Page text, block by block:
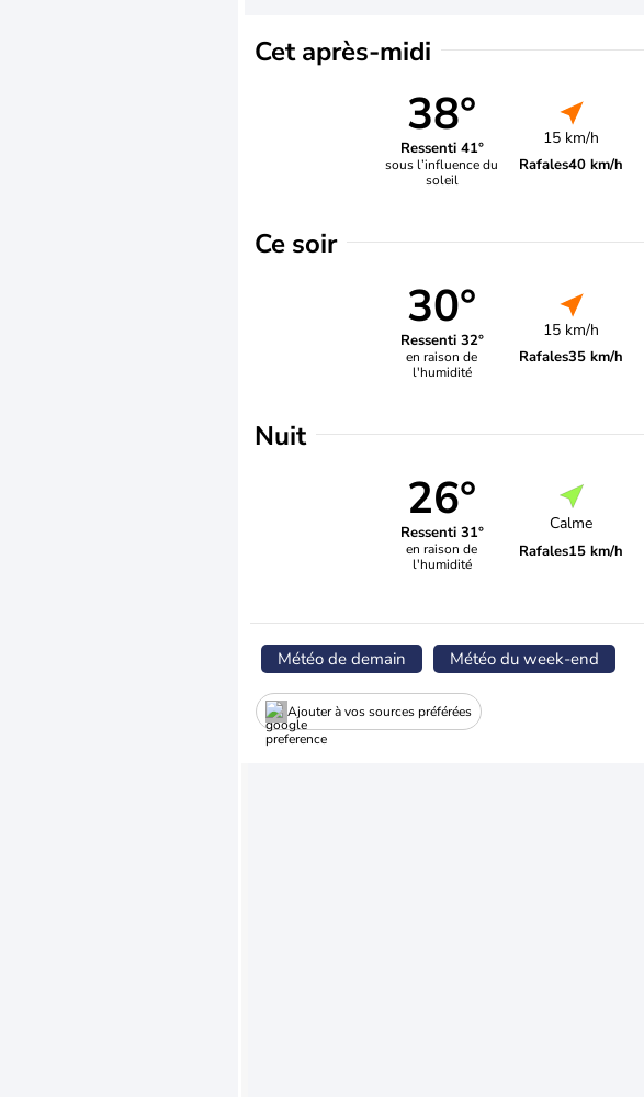
Cet après-midi
38°
Ressenti 41°
sous l’influence du
soleil
15 km/h
Rafales40 km/h
Ce soir
30°
Ressenti 32°
en raison de
l'humidité
15 km/h
Rafales35 km/h
Nuit
26°
Ressenti 31°
en raison de
l'humidité
Calme
Rafales15 km/h
Météo de demain Météo du week-end
Ajouter à vos sources préférées